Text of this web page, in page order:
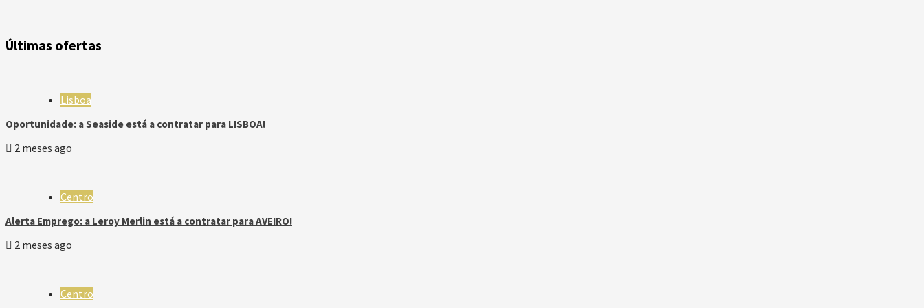
Últimas ofertas
Lisboa
Oportunidade: a Seaside está a contratar para LISBOA!
2 meses ago
Centro
Alerta Emprego: a Leroy Merlin está a contratar para AVEIRO!
2 meses ago
Centro